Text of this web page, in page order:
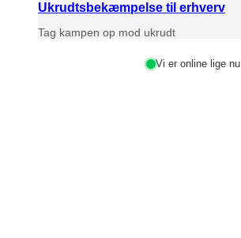
Ukrudtsbekæmpelse til erhverv
Tag kampen op mod ukrudt
Vi er online lige nu